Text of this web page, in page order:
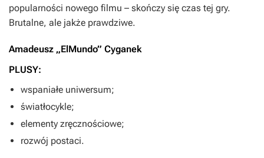
popularności nowego filmu – skończy się czas tej gry.
Brutalne, ale jakże prawdziwe.
Amadeusz „ElMundo” Cyganek
PLUSY:
wspaniałe uniwersum;
światłocykle;
elementy zręcznościowe;
rozwój postaci.